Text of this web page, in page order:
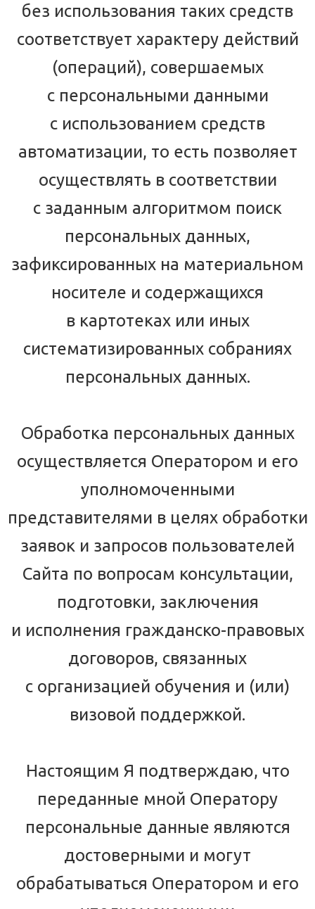
без использования таких средств
соответствует характеру действий
(операций), совершаемых
с персональными данными
с использованием средств
автоматизации, то есть позволяет
осуществлять в соответствии
с заданным алгоритмом поиск
персональных данных,
зафиксированных на материальном
носителе и содержащихся
в картотеках или иных
систематизированных собраниях
персональных данных.
Обработка персональных данных
осуществляется Оператором и его
уполномоченными
представителями в целях обработки
заявок и запросов пользователей
Сайта по вопросам консультации,
подготовки, заключения
и исполнения гражданско-правовых
договоров, связанных
с организацией обучения и (или)
визовой поддержкой.
Настоящим Я подтверждаю, что
переданные мной Оператору
персональные данные являются
достоверными и могут
обрабатываться Оператором и его